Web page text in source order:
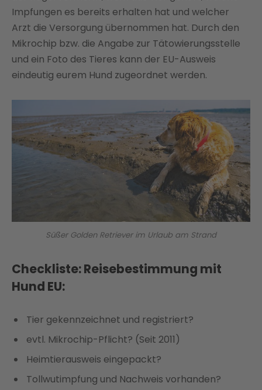
Impfungen es bereits erhalten hat und welcher
Arzt die Versorgung übernommen hat. Durch den
Mikrochip bzw. die Angabe zur Tätowierungsstelle
und ein Foto des Tieres kann der EU-Ausweis
eindeutig eurem Hund zugeordnet werden.
Süßer Golden Retriever im Urlaub am Strand
Checkliste: Reisebestimmung mit
Hund EU:
Tier gekennzeichnet und registriert?
evtl. Mikrochip-Pflicht? (Seit 2011)
Heimtierausweis eingepackt?
Tollwutimpfung und Nachweis vorhanden?